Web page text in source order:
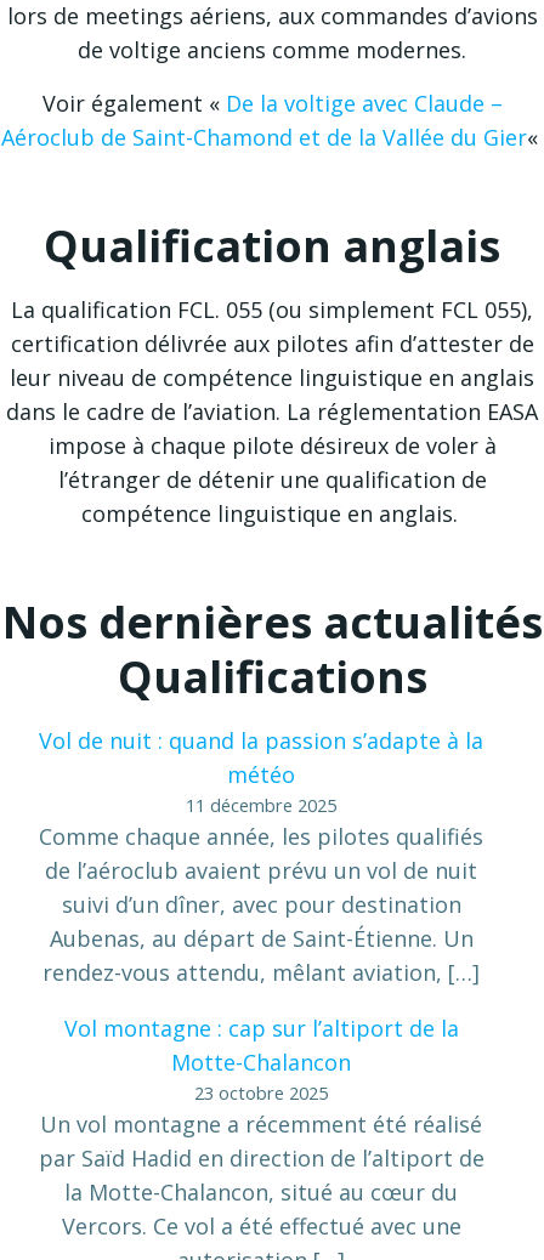
lors de meetings aériens, aux commandes d’avions
de voltige anciens comme modernes.
Voir également « De la voltige avec Claude –
Aéroclub de Saint-Chamond et de la Vallée du Gier«
Qualification anglais
La qualification FCL. 055 (ou simplement FCL 055),
certification délivrée aux pilotes afin d’attester de
leur niveau de compétence linguistique en anglais
dans le cadre de l’aviation. La réglementation EASA
impose à chaque pilote désireux de voler à
l’étranger de détenir une qualification de
compétence linguistique en anglais.
Nos dernières actualités
Qualifications
Vol de nuit : quand la passion s’adapte à la
météo
11 décembre 2025
Comme chaque année, les pilotes qualifiés
de l’aéroclub avaient prévu un vol de nuit
suivi d’un dîner, avec pour destination
Aubenas, au départ de Saint-Étienne. Un
rendez-vous attendu, mêlant aviation, […]
Vol montagne : cap sur l’altiport de la
Motte-Chalancon
23 octobre 2025
Un vol montagne a récemment été réalisé
par Saïd Hadid en direction de l’altiport de
la Motte-Chalancon, situé au cœur du
Vercors. Ce vol a été effectué avec une